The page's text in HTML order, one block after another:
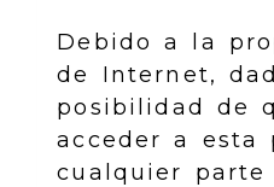
Debido a la
de Internet,
posibilidad de
acceder a esta
cualquier